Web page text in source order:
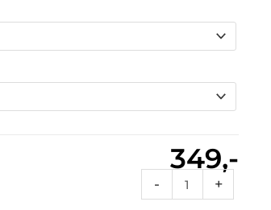
349,-
-
Rcnum
41a
+